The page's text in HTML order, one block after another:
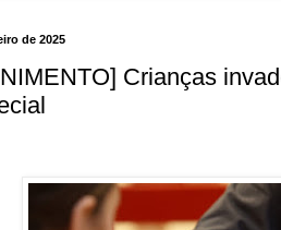
de 2025
Crianças